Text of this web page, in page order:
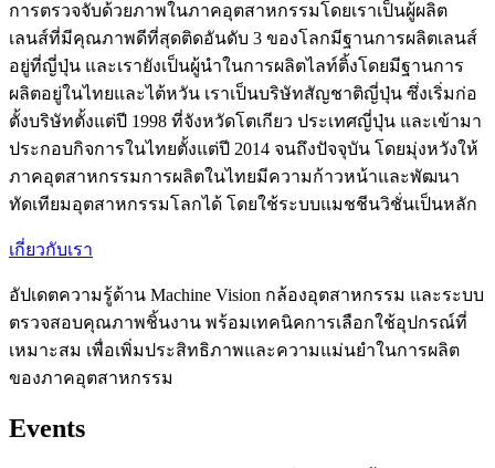
การตรวจจับด้วยภาพในภาคอุตสาหกรรมโดยเราเป็นผู้ผลิต
เลนส์ที่มีคุณภาพดีที่สุดติดอันดับ 3 ของโลกมีฐานการผลิตเลนส์
อยู่ที่ญี่ปุ่น และเรายังเป็นผู้นำในการผลิตไลท์ติ้งโดยมีฐานการ
ผลิตอยู่ในไทยและไต้หวัน เราเป็นบริษัทสัญชาติญี่ปุ่น ซึ่งเริ่มก่อ
ตั้งบริษัทตั้งแต่ปี 1998 ที่จังหวัดโตเกียว ประเทศญี่ปุ่น และเข้ามา
ประกอบกิจการในไทยตั้งแต่ปี 2014 จนถึงปัจจุบัน โดยมุ่งหวังให้
ภาคอุตสาหกรรมการผลิตในไทยมีความก้าวหน้าและพัฒนา
ทัดเทียมอุตสาหกรรมโลกได้ โดยใช้ระบบแมชชีนวิชั่นเป็นหลัก
เกี่ยวกับเรา
อัปเดตความรู้ด้าน Machine Vision กล้องอุตสาหกรรม และระบบ
ตรวจสอบคุณภาพชิ้นงาน พร้อมเทคนิคการเลือกใช้อุปกรณ์ที่
เหมาะสม เพื่อเพิ่มประสิทธิภาพและความแม่นยำในการผลิต
ของภาคอุตสาหกรรม
Events